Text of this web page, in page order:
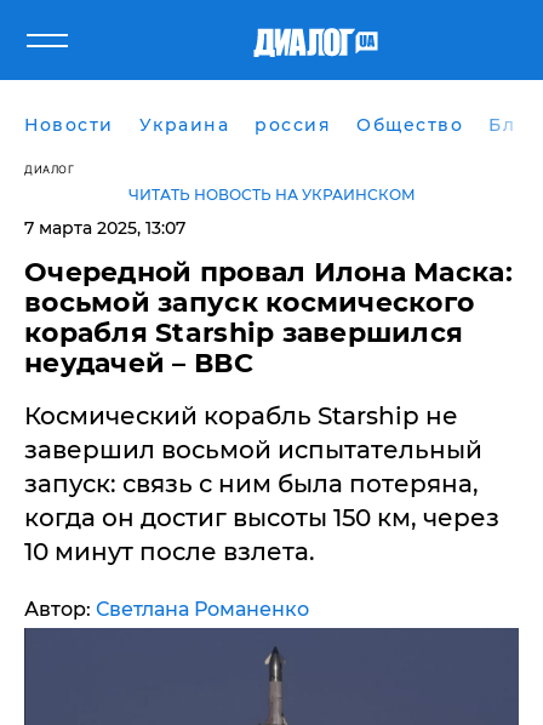
Новости Украина россия Общество
ДИАЛОГ
ЧИТАТЬ НОВОСТЬ НА УКРАИНСКОМ
7 марта 2025, 13:07
Очередной провал Илона Маска:
восьмой запуск космического
корабля Starship завершился
неудачей – ВВС
Космический корабль Starship не
завершил восьмой испытательный
запуск: связь с ним была потеряна,
когда он достиг высоты 150 км, через
10 минут после взлета.
Автор: Светлана Романенко